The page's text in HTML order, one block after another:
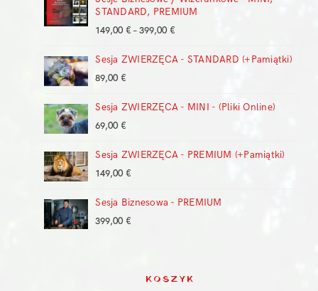
STANDARD, PREMIUM
149,00 € – 399,00 €
od
399,00 €
Sesja ZWIERZĘCA - STANDARD (+Pamiątki)
89,00 €
Sesja ZWIERZĘCA - MINI - (Pliki Online)
69,00 €
Sesja ZWIERZĘCA - PREMIUM (+Pamiątki)
149,00 €
Sesja Biznesowa - PREMIUM
399,00 €
KOSZYK